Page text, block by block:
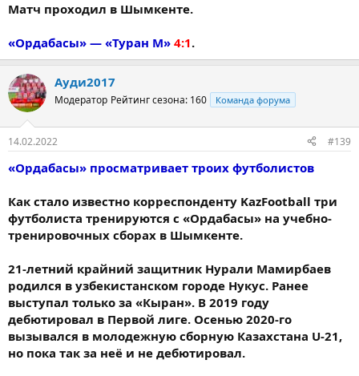
Матч проходил в Шымкенте.
«Ордабасы» — «Туран М» 4:1.
Ауди2017
Модератор Рейтинг сезона: 160 Команда форума
14.02.2022 #139
«Ордабасы» просматривает троих футболистов
Как стало известно корреспонденту KazFootball три
футболиста тренируются с «Ордабасы» на учебно-
тренировочных сборах в Шымкенте.
21-летний крайний защитник Нурали Мамирбаев
родился в узбекистанском городе Нукус. Ранее
выступал только за «Кыран». В 2019 году
дебютировал в Первой лиге. Осенью 2020-го
вызывался в молодежную сборную Казахстана U-21,
но пока так за неё и не дебютировал.